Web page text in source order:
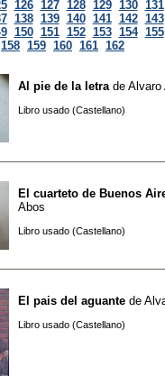
126 127 128 129 130 131
138 139 140 141 142 143
150 151 152 153 154 155
158 159 160 161 162
Al pie de la letra de Alvaro
Libro usado (Castellano)
El cuarteto de Buenos
Abos
Libro usado (Castellano)
El pais del aguante de
Libro usado (Castellano)